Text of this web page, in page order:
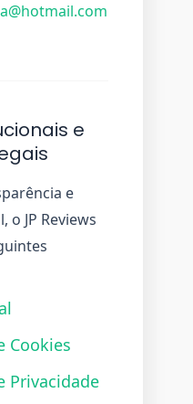
e
e
JP Reviews
Cookies
Privacidade